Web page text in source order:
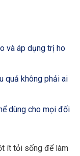
và áp dụng trị ho
quả không phải ai
dùng cho mọi đối
ít tỏi sống để làm